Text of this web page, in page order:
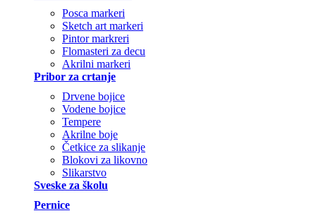
Posca markeri
Sketch art markeri
Pintor markreri
Flomasteri za decu
Akrilni markeri
Pribor za crtanje
Drvene bojice
Vodene bojice
Tempere
Akrilne boje
Četkice za slikanje
Blokovi za likovno
Slikarstvo
Sveske za školu
Pernice